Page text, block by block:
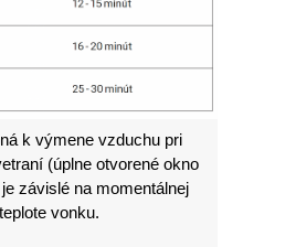
k výmene vzduchu pri
(úplne otvorené okno
závislé na momentálnej
teplote vonku.